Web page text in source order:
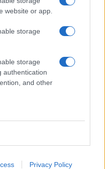
website or app.
storage
storage
authentication
and other
Privacy Policy
| Pubblicità|Segnala